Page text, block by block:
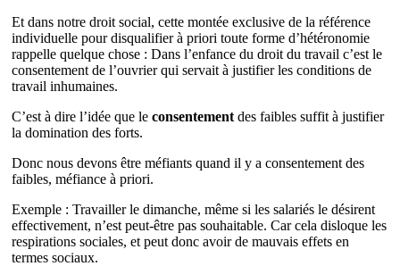
Et dans notre droit social, cette montée exclusive de la référence
individuelle pour disqualifier à priori toute forme d’hétéronomie
rappelle quelque chose : Dans l’enfance du droit du travail c’est le
consentement de l’ouvrier qui servait à justifier les conditions de
travail inhumaines.
C’est à dire l’idée que le consentement des faibles suffit à justifier
la domination des forts.
Donc nous devons être méfiants quand il y a consentement des
faibles, méfiance à priori.
Exemple : Travailler le dimanche, même si les salariés le désirent
effectivement, n’est peut-être pas souhaitable. Car cela disloque les
respirations sociales, et peut donc avoir de mauvais effets en
termes sociaux.